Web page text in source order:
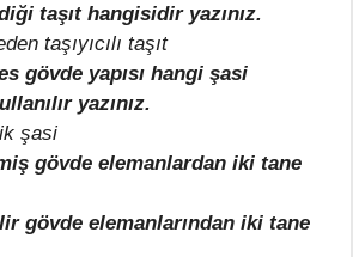
taşıt hangisidir yazınız.
taşıyıcılı taşıt
gövde yapısı hangi şasi
yazınız.
şasi
gövde elemanlardan iki tane
gövde elemanlarından iki tane